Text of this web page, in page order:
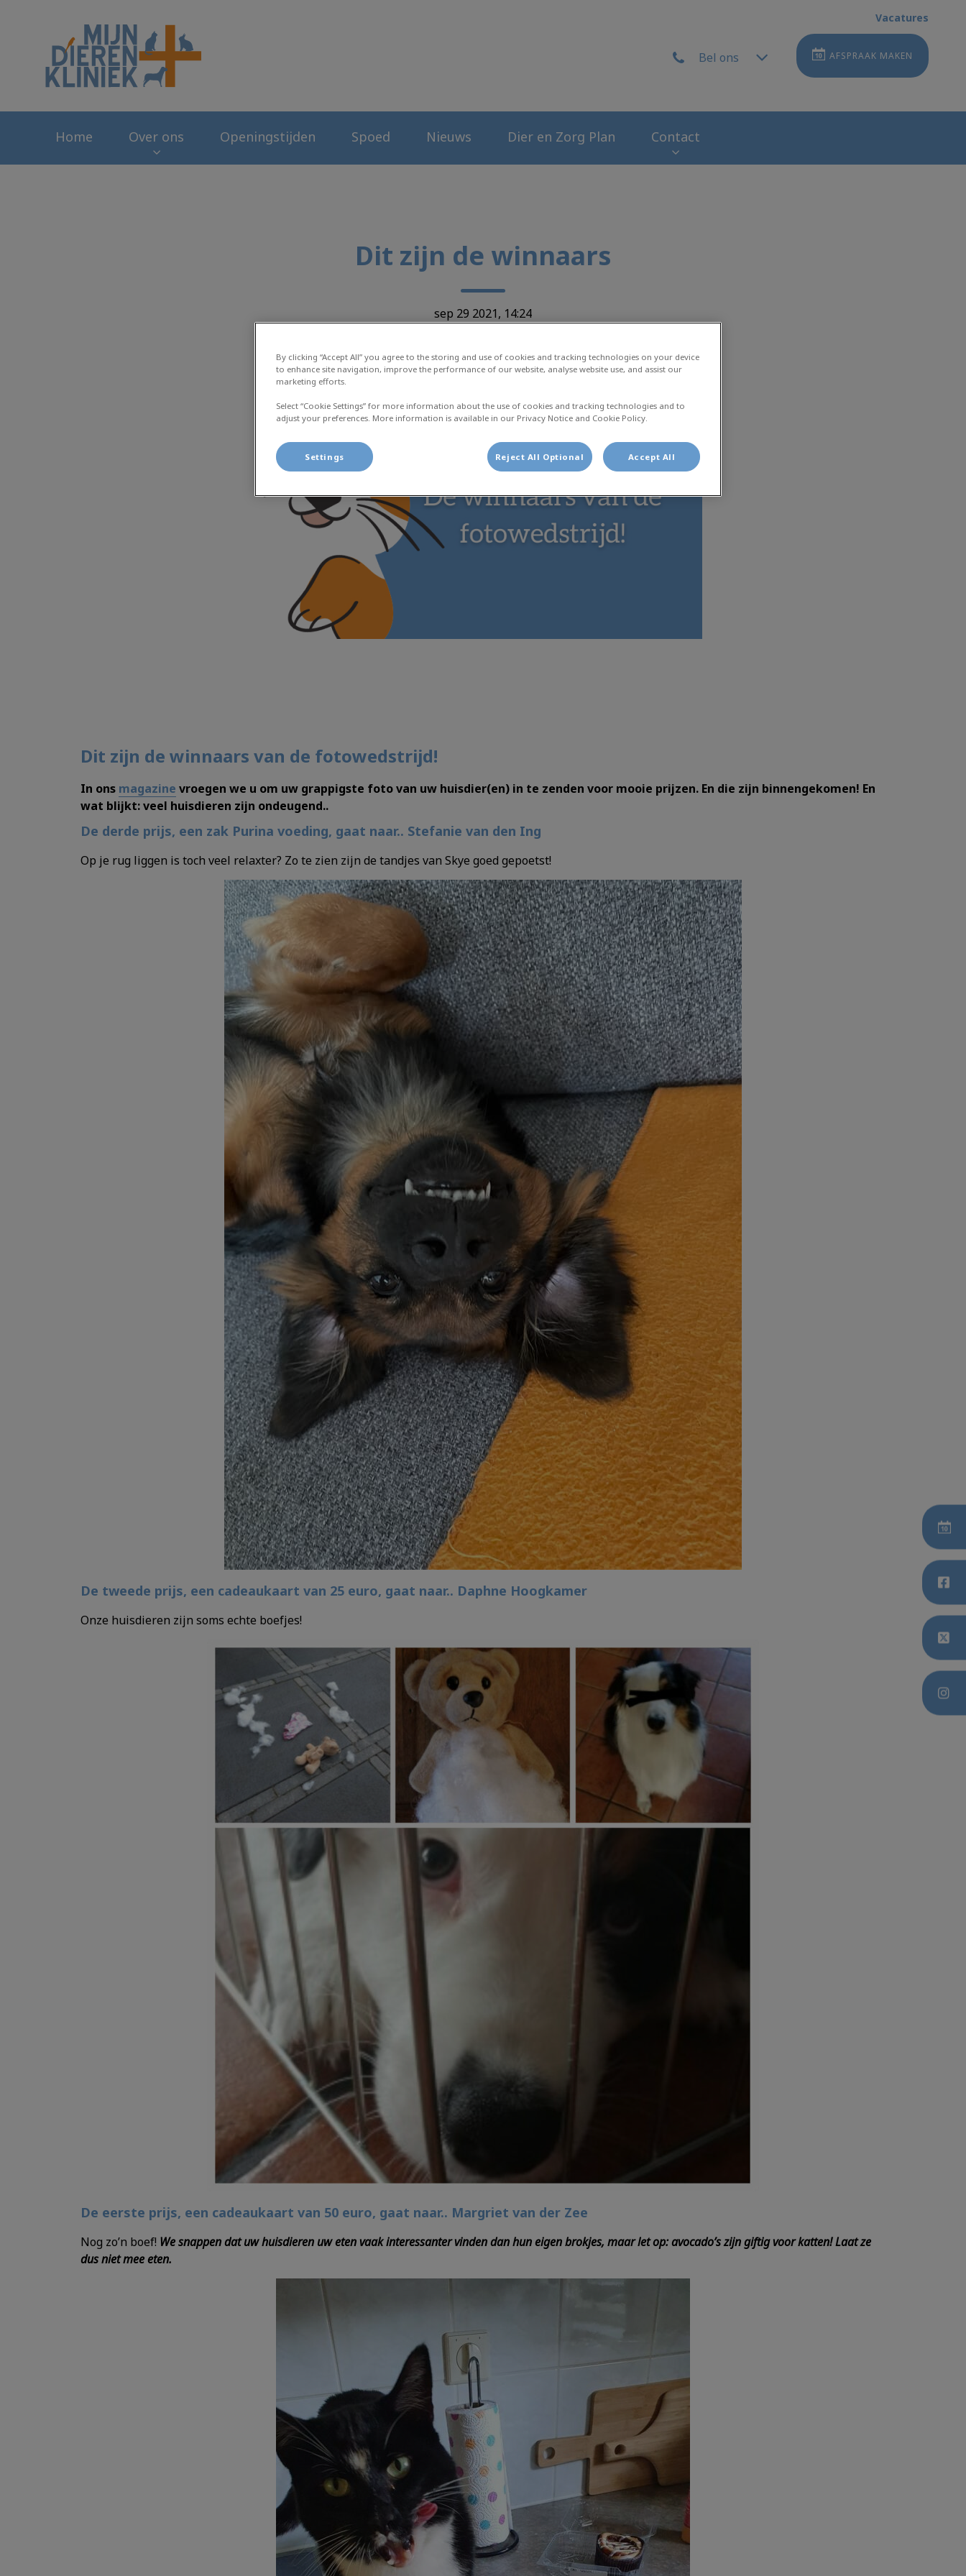
Vacatures
Bel ons AFSPRAAK MAKEN
Home Over ons Openingstijden Spoed Nieuws Dier en Zorg Plan Contact
Dit zijn de winnaars
sep 29 2021, 14:24
Deel
Dit zijn de winnaars van de fotowedstrijd!
In ons magazine vroegen we u om uw grappigste foto van uw huisdier(en) in te zenden voor mooie prijzen. En die zijn binnengekomen! En
wat blijkt: veel huisdieren zijn ondeugend..
De derde prijs, een zak Purina voeding, gaat naar.. Stefanie van den Ing
Op je rug liggen is toch veel relaxter? Zo te zien zijn de tandjes van Skye goed gepoetst!
De tweede prijs, een cadeaukaart van 25 euro, gaat naar.. Daphne Hoogkamer
Onze huisdieren zijn soms echte boefjes!
De eerste prijs, een cadeaukaart van 50 euro, gaat naar.. Margriet van der Zee
Nog zo’n boef! We snappen dat uw huisdieren uw eten vaak interessanter vinden dan hun eigen brokjes, maar let op: avocado’s zijn giftig voor katten! Laat ze
dus niet mee eten.
By clicking “Accept All” you agree to the storing and use of cookies and tracking technologies on your device
to enhance site navigation, improve the performance of our website, analyse website use, and assist our
marketing efforts.
Select “Cookie Settings” for more information about the use of cookies and tracking technologies and to
adjust your preferences. More information is available in our Privacy Notice and Cookie Policy.
Settings Reject All Optional Accept All